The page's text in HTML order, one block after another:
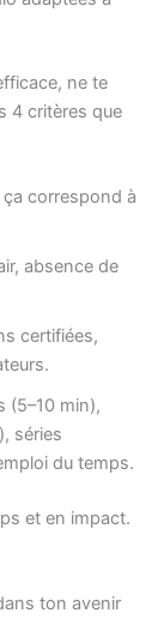
ne te
4 critères que
correspond à
absence de
certifiées,
(5–10 min),
séries
du temps.
et en impact.
ton avenir